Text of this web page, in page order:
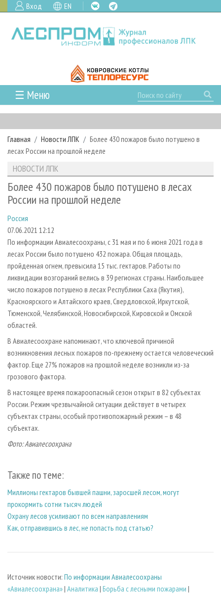
Вход EN
☰ Меню
ГЛАВНАЯ
РУБРИКИ И ТЕМЫ
РУБРИКИ ЖУРНАЛА
ЛЕСОЗАГОТОВКА
ЛЕСОПИЛЕНИЕ
СУШКА ДРЕВЕСИНЫ
ПРОИЗВОДСТВО ДРЕВЕСНЫХ ПЛИТ
ДЕРЕВЯННОЕ ДОМОСТРОЕНИЕ
ПРОИЗВОДСТВО МЕБЕЛИ
БИОЭНЕРГЕТИКА
ЦБП
ИНСТРУМЕНТ И МАТЕРИАЛЫ
НОВОСТИ
НОВОСТИ ЛПК
НОВОСТИ ЖУРНАЛА
ПРОЕКТЫ ЛПИ
АНАЛИТИКА
ПРЕДПРИЯТИЯ ЛПК
ПЕРСОНЫ
МОБИЛЬНЫЕ ВЫСТАВКИ
ОФИЦИАЛЬНЫЕ ДЕЛЕГАЦИИ
ПРИОРИТЕТНЫЕ ИНВЕСТПРОЕКТЫ
RUSSIAN FORESTRY REVIEW
ГАЗЕТА ЛЕСПРОМФОРУМ
БИБЛИОТЕКА СПЕЦИАЛИСТА
АРХИВ ЖУРНАЛОВ
О ЖУРНАЛЕ
КОНТАКТЫ
РЕКЛАМОДАТЕЛЯМ
РЕКЛАМА
РЕКЛАМА НА САЙТЕ
Главная Новости ЛПК
Более 430 пожаров было потушено в
лесах России на прошлой неделе
НОВОСТИ ЛПК
Более 430 пожаров было потушено в лесах
России на прошлой неделе
Россия
07.06.2021 12:12
По информации Авиалесоохраны, с 31 мая и по 6 июня 2021 года в
лесах России было потушено 432 пожара. Общая площадь,
пройденная огнем, превысила 15 тыс. гектаров. Работы по
ликвидации возгораний велись в 39 регионах страны. Наибольшее
число пожаров потушено в лесах Республики Саха (Якутия),
Красноярского и Алтайского краев, Свердловской, Иркутской,
Тюменской, Челябинской, Новосибирской, Кировской и Омской
областей.
В Авиалесоохране напоминают, что ключевой причиной
возникновения лесных пожаров по-прежнему остается человеческий
фактор. Еще 27% пожаров на прошлой неделе возникли из-за
грозового фактора.
В настоящее время пожароопасный сезон открыт в 82 субъектах
России. Режим чрезвычайной ситуации действует в четырех
субъектах страны, особый противопожарный режим – в 48
субъектах.
Фото: Авиалесоохрана
Также по теме:
Миллионы гектаров бывшей пашни, заросшей лесом, могут
прокормить сотни тысяч людей
Охрану лесов усиливают по всем направлениям
Как, отправившись в лес, не попасть под статью?
Источник новости: По информации Авиалесоохраны
«Авиалесоохрана»| Аналитика | Борьба с лесными пожарами |